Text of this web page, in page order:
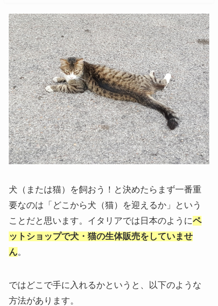
犬（または猫）を飼おう！と決めたらまず一番重
要なのは「どこから犬（猫）を迎えるか」という
ことだと思います。イタリアでは日本のようにペ
ットショップで犬・猫の生体販売をしていませ
ん。
ではどこで手に入れるかというと、以下のような
方法があります。